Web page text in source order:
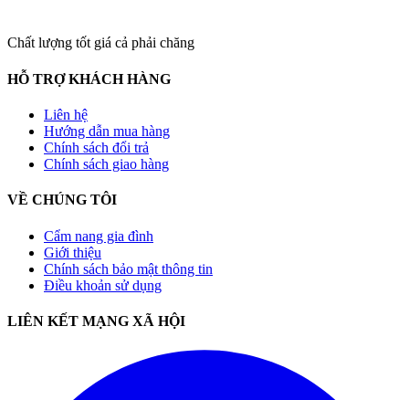
Chất lượng tốt giá cả phải chăng
HỖ TRỢ KHÁCH HÀNG
Liên hệ
Hướng dẫn mua hàng
Chính sách đổi trả
Chính sách giao hàng
VỀ CHÚNG TÔI
Cẩm nang gia đình
Giới thiệu
Chính sách bảo mật thông tin
Điều khoản sử dụng
LIÊN KẾT MẠNG XÃ HỘI